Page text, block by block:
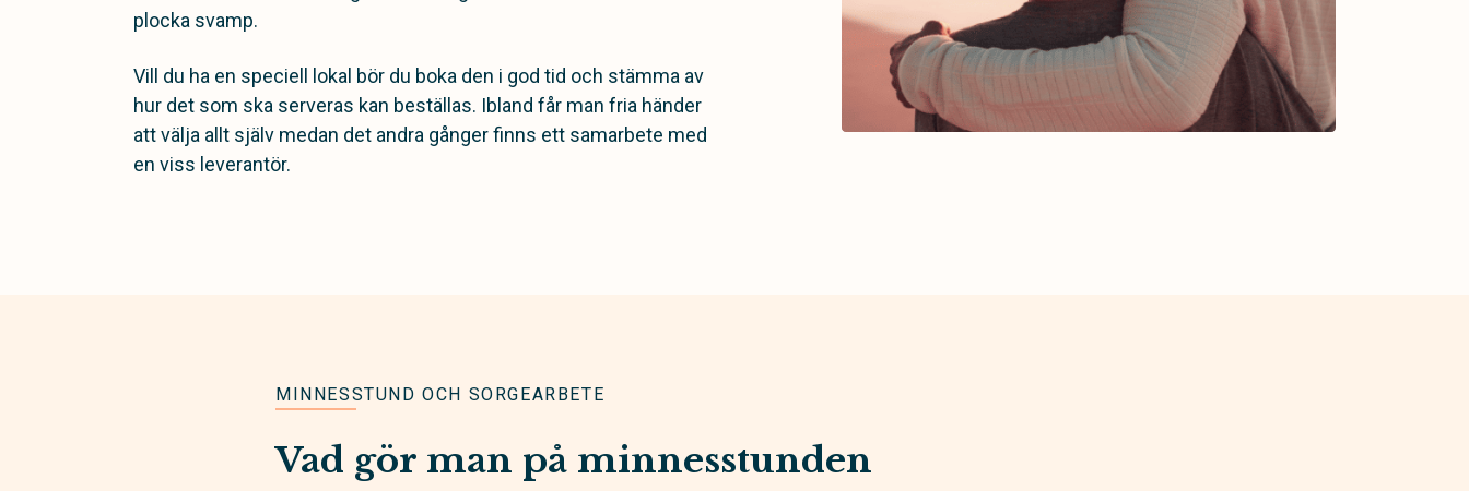
plocka svamp.
Vill du ha en speciell lokal bör du boka den i god tid och stämma av
hur det som ska serveras kan beställas. Ibland får man fria händer
att välja allt själv medan det andra gånger finns ett samarbete med
en viss leverantör.
MINNESSTUND OCH SORGEARBETE
Vad gör man på minnesstunden